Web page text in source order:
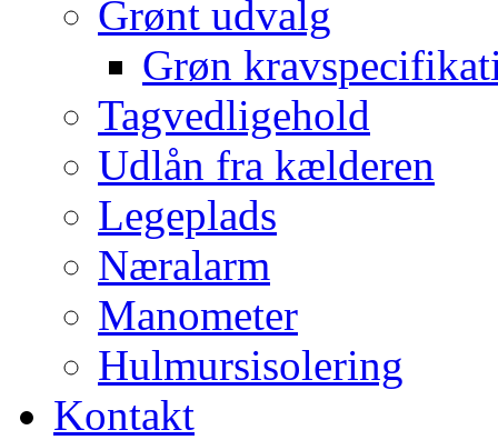
Grønt udvalg
Grøn
Tagvedligehold
Udlån fra kælderen
Legeplads
Næralarm
Manometer
Hulmursisolering
Kontakt